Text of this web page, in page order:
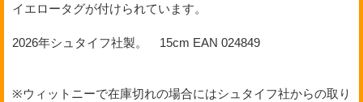
イエロータグが付けられています。
2026年シュタイフ社製。 15cm EAN 024849
※ウィットニーで在庫切れの場合にはシュタイフ社からの取り